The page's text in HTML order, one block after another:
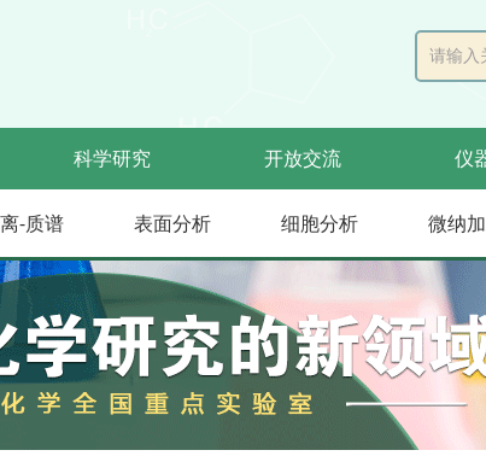
科学研究 开放交流 仪
-质谱 表面分析 细胞分析 微纳